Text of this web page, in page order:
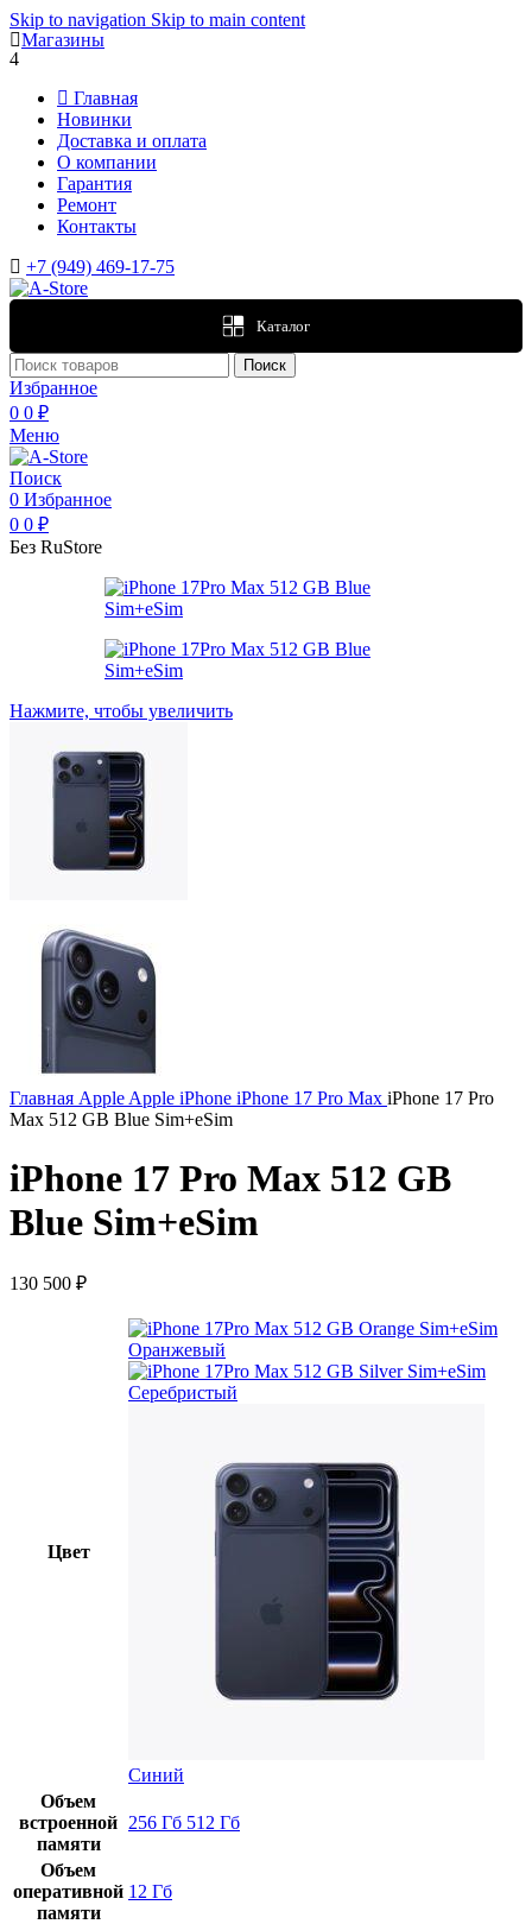
Skip to navigation Skip to main content
Магазины
4
Главная
Новинки
Доставка и оплата
О компании
Гарантия
Ремонт
Контакты
+7 (949) 469-17-75
Каталог
Поиск
Избранное
0 0 ₽
Меню
Поиск
0 Избранное
0 0 ₽
Без RuStore
Нажмите, чтобы увеличить
Главная Apple Apple iPhone iPhone 17 Pro Max iPhone 17 Pro
Max 512 GB Blue Sim+eSim
iPhone 17 Pro Max 512 GB
Blue Sim+eSim
130 500 ₽
Цвет
Оранжевый
Серебристый
Синий
Объем
встроенной
памяти
256 Гб 512 Гб
Объем
оперативной
памяти
12 Гб